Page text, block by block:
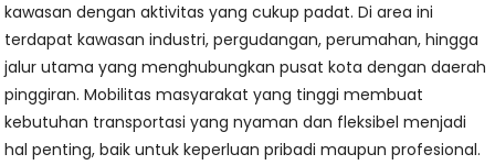
kawasan dengan aktivitas yang cukup padat. Di area ini
terdapat kawasan industri, pergudangan, perumahan, hingga
jalur utama yang menghubungkan pusat kota dengan daerah
pinggiran. Mobilitas masyarakat yang tinggi membuat
kebutuhan transportasi yang nyaman dan fleksibel menjadi
hal penting, baik untuk keperluan pribadi maupun profesional.